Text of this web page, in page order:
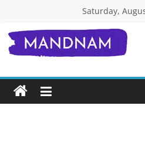
content
Saturday,
जाने
एक-